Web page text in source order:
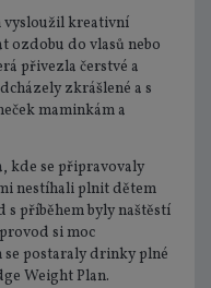
vysloužil kreativní
ozdobu do vlasů nebo
přivezla čerstvé a
zkrášlené a s
maminkám a
kde se připravovaly
nestíhali plnit dětem
s příběhem byly naštěstí
si moc
postaraly drinky plné
Weight Plan.